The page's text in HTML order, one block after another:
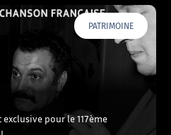
PATRIMOINE
pour le 117ème